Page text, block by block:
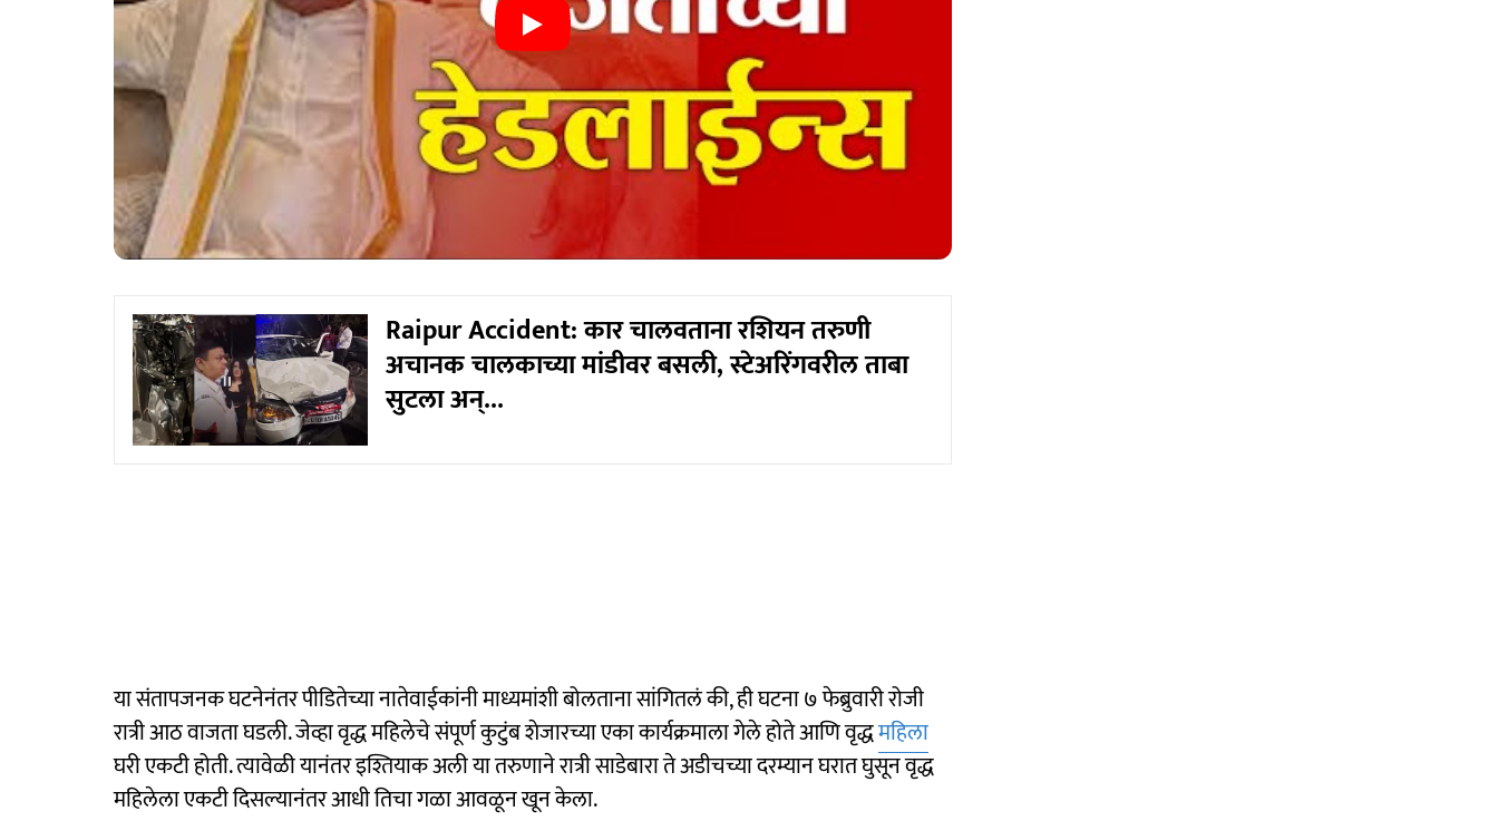
Raipur Accident: कार चालवताना रशियन तरुणी
अचानक चालकाच्या मांडीवर बसली, स्टेअरिंगवरील ताबा
सुटला अन्...
या संतापजनक घटनेनंतर पीडितेच्या नातेवाईकांनी माध्यमांशी बोलताना सांगितलं की, ही घटना ७ फेब्रुवारी रोजी
रात्री आठ वाजता घडली. जेव्हा वृद्ध महिलेचे संपूर्ण कुटुंब शेजारच्या एका कार्यक्रमाला गेले होते आणि वृद्धमहिला
घरी एकटी होती. त्यावेळी यानंतर इश्तियाक अली या तरुणाने रात्री साडेबारा ते अडीचच्या दरम्यान घरात घुसून वृद्ध
महिलेला एकटी दिसल्यानंतर आधी तिचा गळा आवळून खून केला.